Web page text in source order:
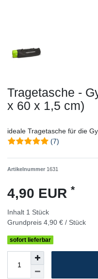
Tragetasche -
x 60 x 1,5 cm)
ideale Tragetasche für die
(7)
Artikelnummer 1631
4,90 EUR *
Inhalt 1 Stück
Grundpreis 4,90 € / Stück
sofort lieferbar